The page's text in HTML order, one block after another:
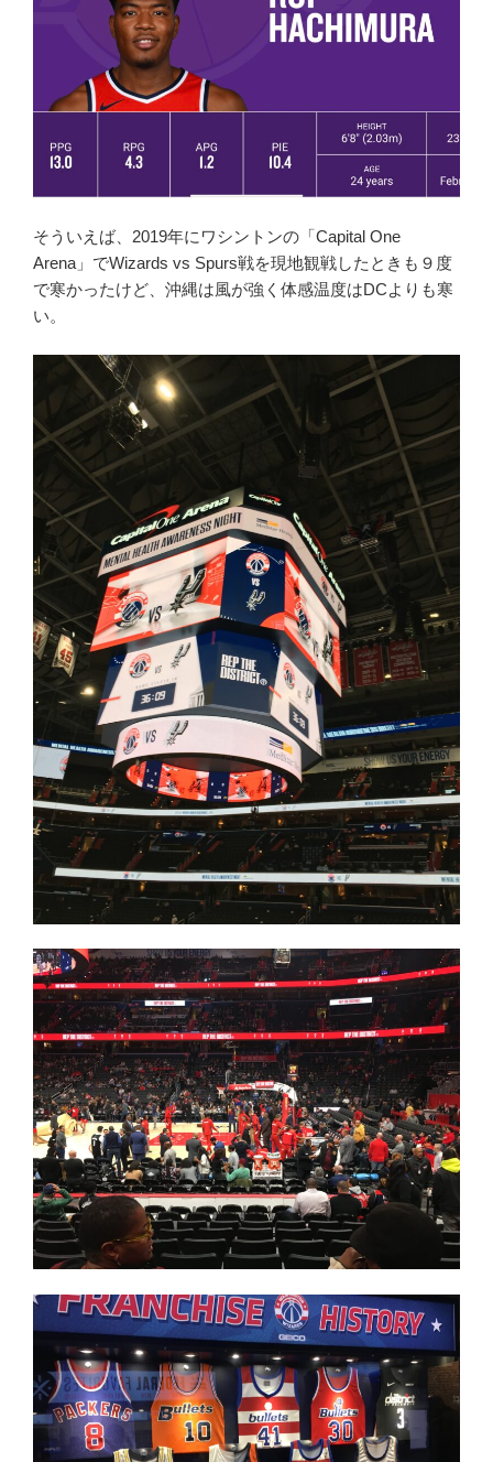
そういえば、2019年にワシントンの「Capital One
Arena」でWizards vs Spurs戦を現地観戦したときも９度
で寒かったけど、沖縄は風が強く体感温度はDCよりも寒
い。